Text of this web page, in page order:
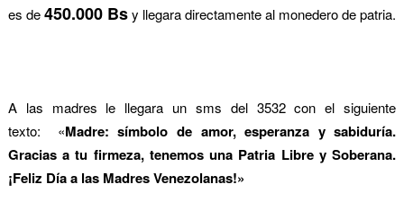
es de450.000 Bsy llegara directamente al monedero de patria.
A las madres le llegara un sms del 3532 con el siguiente
texto: «Madre: símbolo de amor, esperanza y sabiduría.
Gracias a tu firmeza, tenemos una Patria Libre y Soberana.
¡Feliz Día a las Madres Venezolanas!»